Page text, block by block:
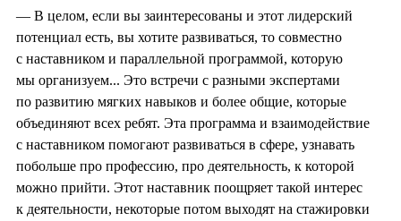
— В целом, если вы заинтересованы и этот лидерский
потенциал есть, вы хотите развиваться, то совместно
с наставником и параллельной программой, которую
мы организуем... Это встречи с разными экспертами
по развитию мягких навыков и более общие, которые
объединяют всех ребят. Эта программа и взаимодействие
с наставником помогают развиваться в сфере, узнавать
побольше про профессию, про деятельность, к которой
можно прийти. Этот наставник поощряет такой интерес
к деятельности, некоторые потом выходят на стажировки